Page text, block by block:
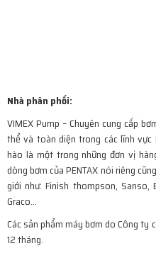
Nhà phân phối:
VIMEX Pump – Chuyên cung cấp
thể và toàn diện trong các lĩnh
hào là một trong những đơn vị
dòng bơm của PENTAX nói riêng
giới như: Finish thompson, Sanso,
Graco…
Các sản phẩm máy bơm do Công ty
12 tháng.